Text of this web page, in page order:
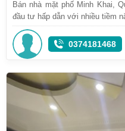
Bán nhà mặt phố Minh Khai,
đầu tư hấp dẫn với nhiều tiềm
0374181468